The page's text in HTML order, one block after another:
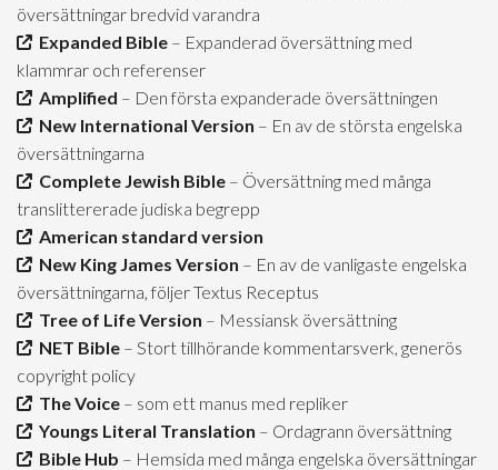
översättningar bredvid varandra
Expanded Bible – Expanderad översättning med
klammrar och referenser
Amplified – Den första expanderade översättningen
New International Version – En av de största engelska
översättningarna
Complete Jewish Bible – Översättning med många
translittererade judiska begrepp
American standard version
New King James Version – En av de vanligaste engelska
översättningarna, följer Textus Receptus
Tree of Life Version – Messiansk översättning
NET Bible – Stort tillhörande kommentarsverk, generös
copyright policy
The Voice – som ett manus med repliker
Youngs Literal Translation – Ordagrann översättning
Bible Hub – Hemsida med många engelska översättningar